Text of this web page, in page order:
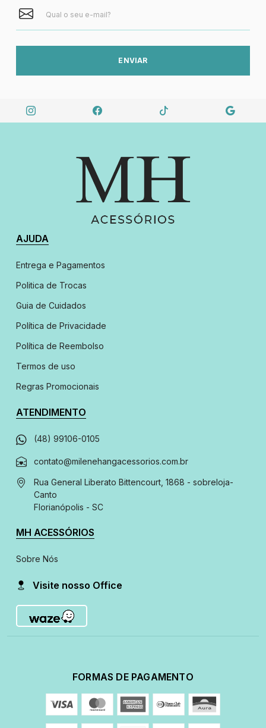
ENVIAR
AJUDA
Entrega e Pagamentos
Politica de Trocas
Guia de Cuidados
Política de Privacidade
Política de Reembolso
Termos de uso
Regras Promocionais
ATENDIMENTO
(48) 99106-0105
contato@milenehangacessorios.com.br
Rua General Liberato Bittencourt, 1868 - sobreloja-
Canto
Florianópolis - SC
MH ACESSÓRIOS
Sobre Nós
Visite nosso Office
FORMAS DE PAGAMENTO